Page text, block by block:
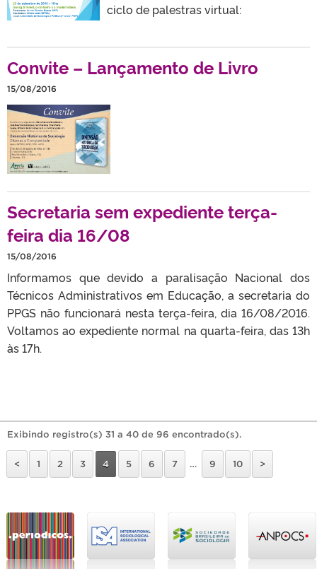
ciclo de palestras virtual:
Convite – Lançamento de Livro
15/08/2016
Secretaria sem expediente terça-
feira dia 16/08
15/08/2016
Informamos que devido a paralisação Nacional dos
Técnicos Administrativos em Educação, a secretaria do
PPGS não funcionará nesta terça-feira, dia 16/08/2016.
Voltamos ao expediente normal na quarta-feira, das 13h
às 17h.
Exibindo registro(s) 31 a 40 de 96 encontrado(s).
< 1 2 3 4 5 6 7 … 9 10 >